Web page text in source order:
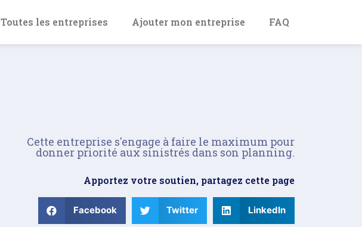
Toutes les entreprises Ajouter mon entreprise FAQ
Cette entreprise s'engage à faire le maximum pour
donner priorité aux sinistrés dans son planning.
Apportez votre soutien, partagez cette page
Facebook Twitter LinkedIn